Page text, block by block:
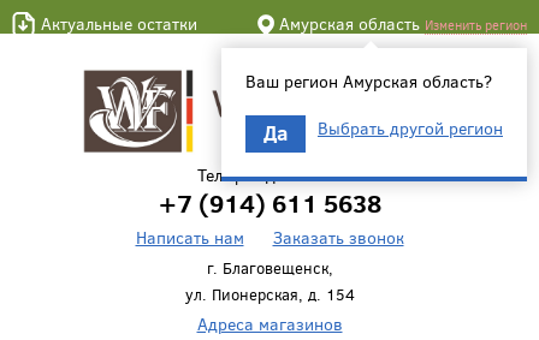
Актуальные остатки Амурская область Изменить регион
Ваш регион Амурская область?
Да Выбрать другой регион
Телефон для связи
+7 (914) 611 5638
Написать нам Заказать звонок
г. Благовещенск,
ул. Пионерская, д. 154
Адреса магазинов